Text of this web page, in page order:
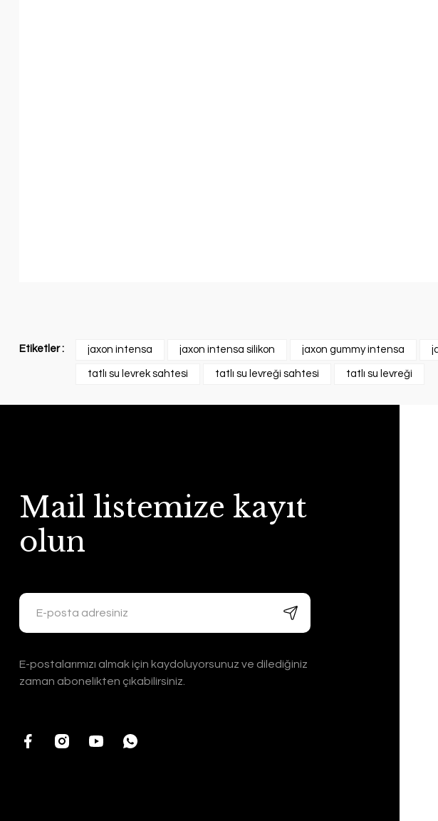
Etiketler : jaxon intensa jaxon intensa silikon jaxon gummy intensa
tatlı su levrek sahtesi tatlı su levreği sahtesi tatlı su levreği
Mail listemize kayıt
olun
E-postalarımızı almak için kaydoluyorsunuz ve dilediğiniz
zaman abonelikten çıkabilirsiniz.